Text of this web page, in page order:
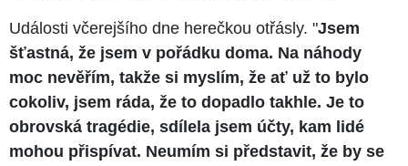
Události včerejšího dne herečkou otřásly. "Jsem
šťastná, že jsem v pořádku doma. Na náhody
moc nevěřím, takže si myslím, že ať už to bylo
cokoliv, jsem ráda, že to dopadlo takhle. Je to
obrovská tragédie, sdílela jsem účty, kam lidé
mohou přispívat. Neumím si představit, že by se